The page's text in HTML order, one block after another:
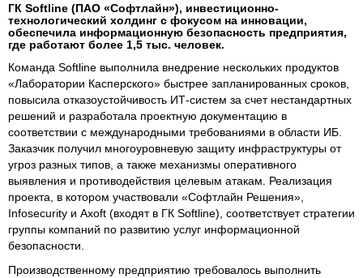
ГК Softline (ПАО «Софтлайн»), инвестиционно-
технологический холдинг с фокусом на инновации,
обеспечила информационную безопасность предприятия,
где работают более 1,5 тыс. человек.
Команда Softline выполнила внедрение нескольких продуктов
«Лаборатории Касперского» быстрее запланированных сроков,
повысила отказоустойчивость ИТ-систем за счет нестандартных
решений и разработала проектную документацию в
соответствии с международными требованиями в области ИБ.
Заказчик получил многоуровневую защиту инфраструктуры от
угроз разных типов, а также механизмы оперативного
выявления и противодействия целевым атакам. Реализация
проекта, в котором участвовали «Софтлайн Решения»,
Infosecurity и Axoft (входят в ГК Softline), соответствует стратегии
группы компаний по развитию услуг информационной
безопасности.
Производственному предприятию требовалось выполнить